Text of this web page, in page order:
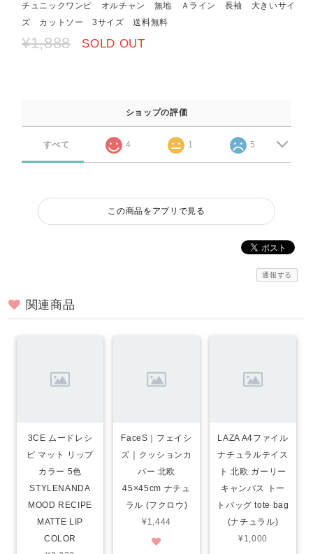
チュニックワンピ オルチャン 無地 Ａライン 長袖 大きいサイ
ズ カットソー 3サイズ 送料無料
¥1,888 SOLD OUT
ショップの評価
すべて 4 1 5
この商品をアプリで見る
通報する
関連商品
3CE ムードレシ
ピ マット リップ
カラー 5色
STYLENANDA
MOOD RECIPE
MATTE LIP
COLOR
FaceS｜フェイシ
ズ｜クッションカ
バー 北欧
45×45cm ナチュ
ラル (フクロウ)
¥1,444
LAZA A4ファイル
ナチュラルテイス
ト 北欧 ガーリー
キャンパス トー
トバッグ tote bag
(ナチュラル)
¥1,000